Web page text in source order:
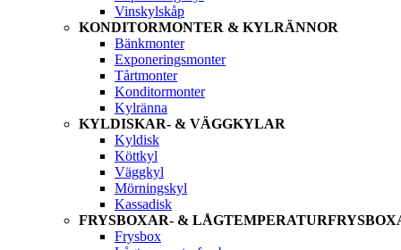
Vinskylskåp
KONDITORMONTER & KYLRÄNNOR
Bänkmonter
Exponeringsmonter
Tårtmonter
Konditormonter
Kylränna
KYLDISKAR- & VÄGGKYLAR
Kyldisk
Köttkyl
Väggkyl
Mörningskyl
Kassadisk
FRYSBOXAR- &
Frysbox